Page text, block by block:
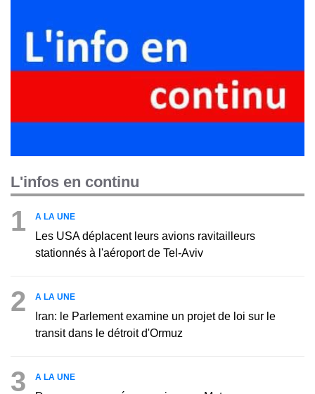
L'infos en continu
1 A LA UNE
Les USA déplacent leurs avions ravitailleurs
stationnés à l'aéroport de Tel-Aviv
2 A LA UNE
Iran: le Parlement examine un projet de loi sur le
transit dans le détroit d'Ormuz
3 A LA UNE